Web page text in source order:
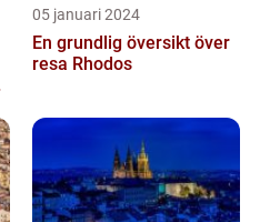
05 januari 2024
En grundlig översikt över
resa Rhodos